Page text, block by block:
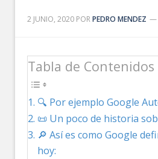
2 JUNIO, 2020 PORPEDRO MENDEZ
Tabla de Contenidos
🔍 Por ejemplo Google
📜 Un poco de historia
🔎 Así es como Google
hoy: